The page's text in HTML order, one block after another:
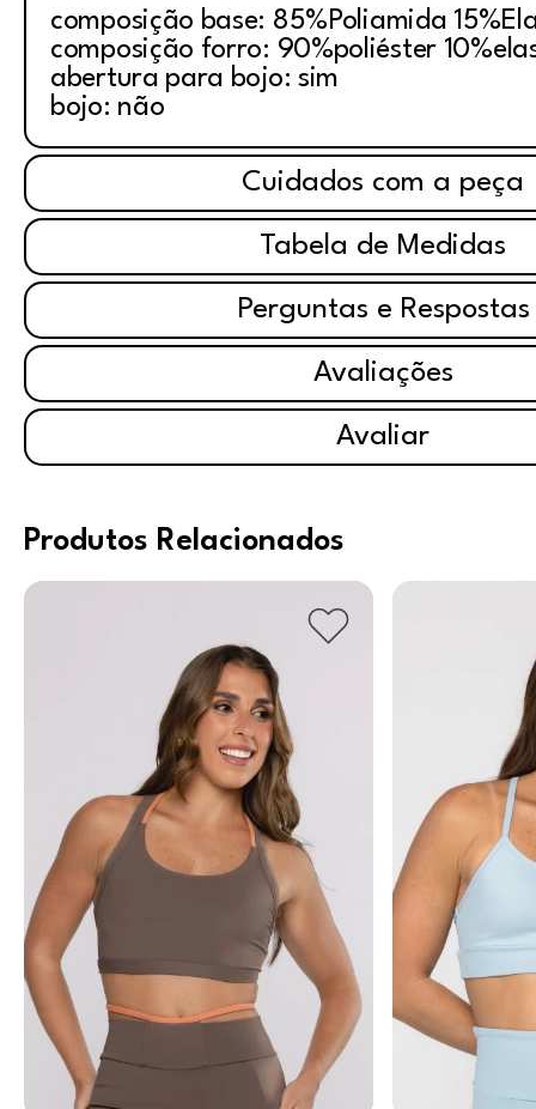
composição base: 85%Poliamida
composição forro: 90%poliéster
abertura para bojo: sim
bojo: não
Cuidados com a peça
Tabela de Medidas
Perguntas e Respostas
Avaliações
Avaliar
Produtos Relacionados